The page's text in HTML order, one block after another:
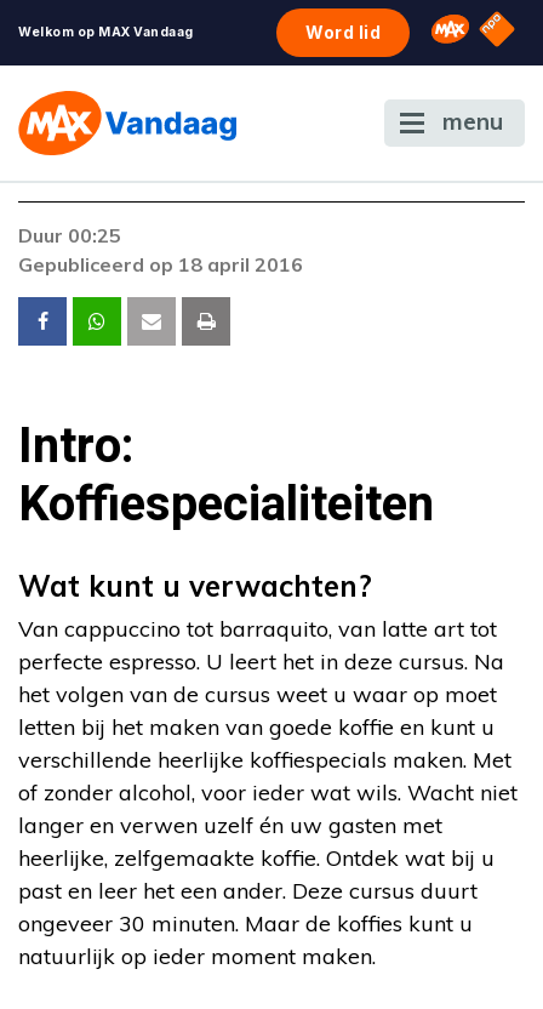
Welkom op MAX Vandaag Word lid Omroep
NPO
menu
Duur 00:25
Gepubliceerd op 18 april 2016
Intro:
Koffiespecialiteiten
Wat kunt u verwachten?
Van cappuccino tot barraquito, van latte art tot
perfecte espresso. U leert het in deze cursus. Na
het volgen van de cursus weet u waar op moet
letten bij het maken van goede koffie en kunt u
verschillende heerlijke koffiespecials maken. Met
of zonder alcohol, voor ieder wat wils. Wacht niet
langer en verwen uzelf én uw gasten met
heerlijke, zelfgemaakte koffie. Ontdek wat bij u
past en leer het een ander. Deze cursus duurt
ongeveer 30 minuten. Maar de koffies kunt u
natuurlijk op ieder moment maken.